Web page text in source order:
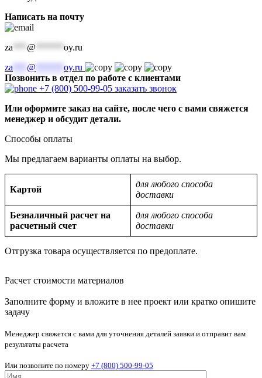
Написать на почту
za @
oy.ru
za
@
oy.ru
Позвонить в отдел по работе с клиентами
+7 (800) 500-99-05 заказать звонок
Или оформите заказ на сайте, после чего с вами свяжется
менеджер и обсудит детали.
Способы оплаты
Мы предлагаем варианты оплаты на выбор.
Картой
для любого способа
доставки
Безналичный расчет на
расчетный счет
для любого способа
доставки
Отгрузка товара осуществляется по предоплате.
Расчет стоимости материалов
Заполните форму и вложите в нее проект или кратко опишите
задачу
Менеджер свяжется с вами для уточнения деталей заявки и отправит вам
результаты расчета
Или позвоните по номеру +7 (800) 500-99-05